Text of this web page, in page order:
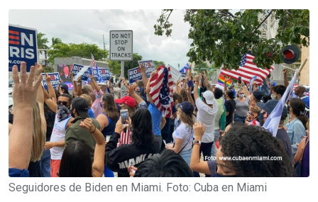
Seguidores de Biden en Miami. Foto: Cuba en Miami